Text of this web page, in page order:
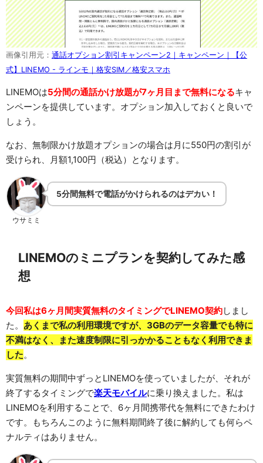
画像引用元： 通話オプション割引キャンペーン2｜キャンペーン｜【公
式】LINEMO - ラインモ｜格安SIM／格安スマホ
LINEMOは5分間の通話かけ放題が7ヶ月目まで無料になるキャ
ンペーンを提供しています。オプション加入しておくと良いで
しょう。
なお、無制限かけ放題オプションの場合は月に550円の割引が
受けられ、月額1,100円（税込）となります。
ウサミミ
5分間無料で電話がかけられるのはデカい！
LINEMOのミニプランを契約してみた感
想
今回私は6ヶ月間実質無料のタイミングでLINEMO契約しまし
た。 あくまで私の利用環境ですが、3GBのデータ容量でも特に
不満はなく、また速度制限に引っかかることもなく利用できま
した。
実質無料の期間中ずっとLINEMOを使っていましたが、それが
終了するタイミングで楽天モバイルに乗り換えました。私は
LINEMOを利用することで、6ヶ月間携帯代を無料にできたわけ
です。もちろんこのように無料期間終了後に解約しても何らペ
ナルティはありません。